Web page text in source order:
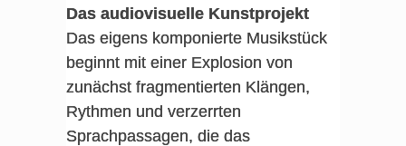
Das audiovisuelle Kunstprojekt
Das eigens komponierte Musikstück
beginnt mit einer Explosion von
zunächst fragmentierten Klängen,
Rythmen und verzerrten
Sprachpassagen, die das